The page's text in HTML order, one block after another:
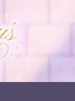
ォリオサイ